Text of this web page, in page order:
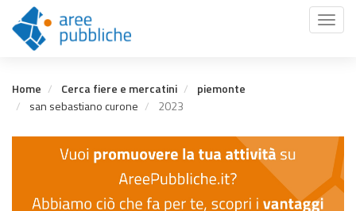
contenuto
principale
Toggle
Home Cerca fiere e mercatini
piemonte
san sebastiano curone
2023